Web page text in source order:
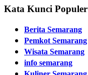
Kata Kunci Populer
Berita Semarang
Pemkot Semarang
Wisata Semarang
info semarang